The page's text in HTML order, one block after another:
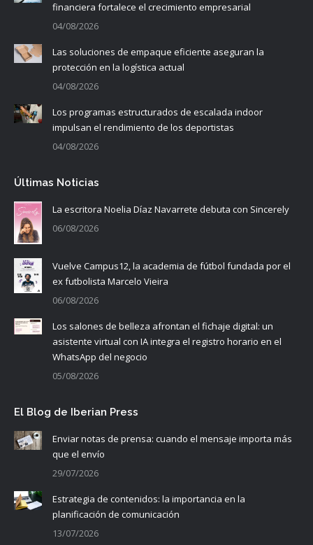
financiera fortalece el crecimiento empresarial
04/08/2026
Las soluciones de empaque eficiente aseguran la
protección en la logística actual
04/08/2026
Los programas estructurados de escalada indoor
impulsan el rendimiento de los deportistas
04/08/2026
Últimas Noticias
La escritora Noelia Díaz Navarrete debuta con Sincerely
06/08/2026
Vuelve Campus12, la academia de fútbol fundada por el
ex futbolista Marcelo Vieira
06/08/2026
Los salones de belleza afrontan el fichaje digital: un
asistente virtual con IA integra el registro horario en el
WhatsApp del negocio
05/08/2026
El Blog de Iberian Press
Enviar notas de prensa: cuando el mensaje importa más
que el envío
29/07/2026
Estrategia de contenidos: la importancia en la
planificación de comunicación
13/07/2026